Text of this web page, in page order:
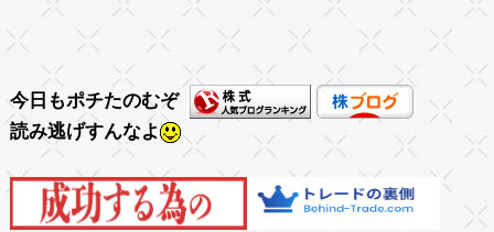
今日もポチたのむぞ
読み逃げすんなよ